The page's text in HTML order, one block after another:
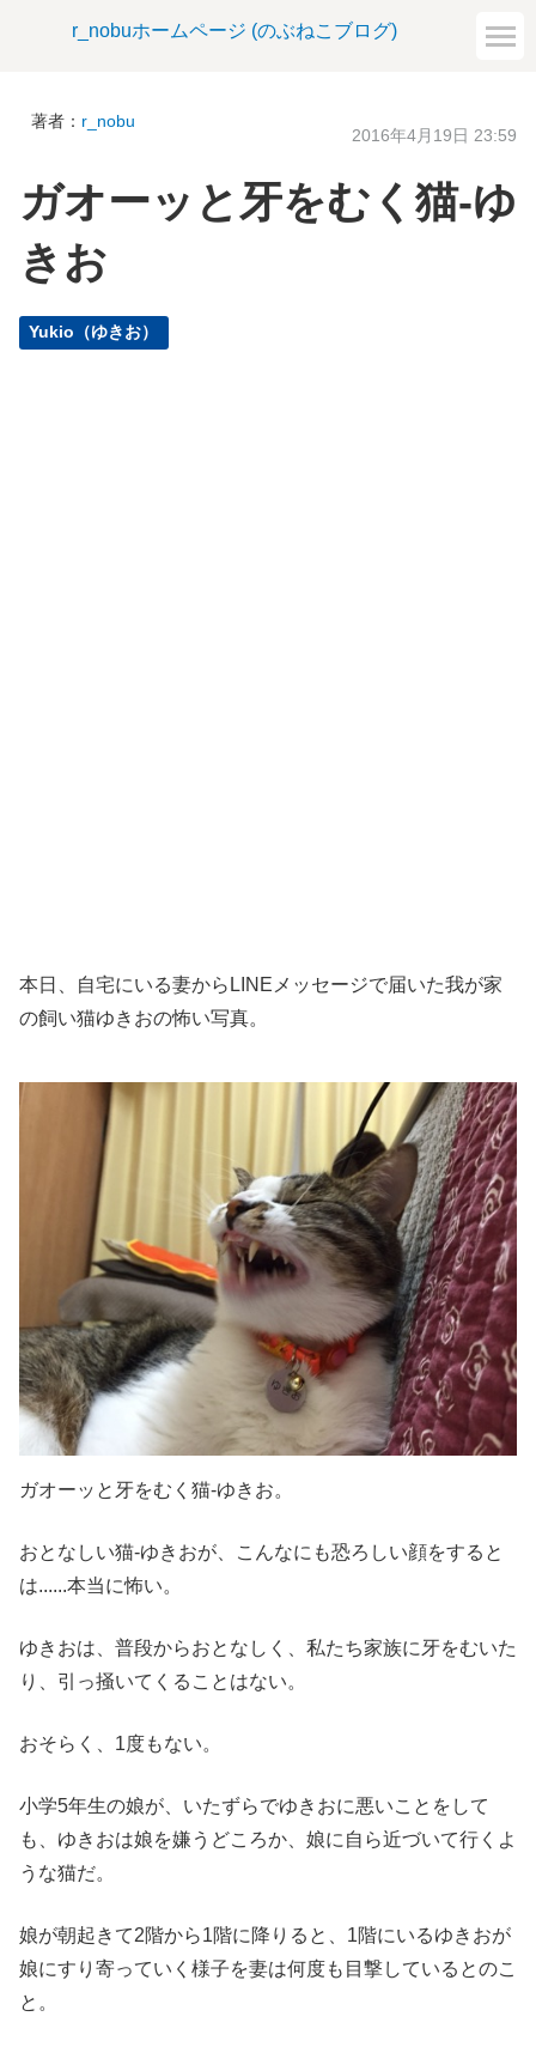
r_nobuホームページ (のぶねこブログ)
著者： r_nobu
2016年4月19日 23:59
ガオーッと牙をむく猫-ゆ
きお
Yukio（ゆきお）
本日、自宅にいる妻からLINEメッセージで届いた我が家
の飼い猫ゆきおの怖い写真。
ガオーッと牙をむく猫-ゆきお。
おとなしい猫-ゆきおが、こんなにも恐ろしい顔をすると
は......本当に怖い。
ゆきおは、普段からおとなしく、私たち家族に牙をむいた
り、引っ掻いてくることはない。
おそらく、1度もない。
小学5年生の娘が、いたずらでゆきおに悪いことをして
も、ゆきおは娘を嫌うどころか、娘に自ら近づいて行くよ
うな猫だ。
娘が朝起きて2階から1階に降りると、1階にいるゆきおが
娘にすり寄っていく様子を妻は何度も目撃しているとのこ
と。